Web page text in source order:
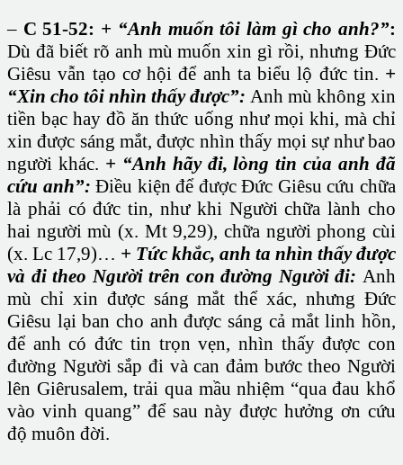
– C 51-52: + “Anh muốn tôi làm gì cho anh?”:
Dù đã biết rõ anh mù muốn xin gì rồi, nhưng Đức
Giêsu vẫn tạo cơ hội để anh ta biểu lộ đức tin. +
“Xin cho tôi nhìn thấy được”: Anh mù không xin
tiền bạc hay đồ ăn thức uống như mọi khi, mà chỉ
xin được sáng mắt, được nhìn thấy mọi sự như bao
người khác. + “Anh hãy đi, lòng tin của anh đã
cứu anh”: Điều kiện để được Đức Giêsu cứu chữa
là phải có đức tin, như khi Người chữa lành cho
hai người mù (x. Mt 9,29), chữa người phong cùi
(x. Lc 17,9)… + Tức khắc, anh ta nhìn thấy được
và đi theo Người trên con đường Người đi: Anh
mù chỉ xin được sáng mắt thể xác, nhưng Đức
Giêsu lại ban cho anh được sáng cả mắt linh hồn,
để anh có đức tin trọn vẹn, nhìn thấy được con
đường Người sắp đi và can đảm bước theo Người
lên Giêrusalem, trải qua mầu nhiệm “qua đau khổ
vào vinh quang” để sau này được hưởng ơn cứu
độ muôn đời.